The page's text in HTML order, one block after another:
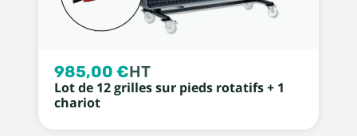
985,00 €HT
Lot de 12 grilles sur pieds rotatifs + 1
chariot